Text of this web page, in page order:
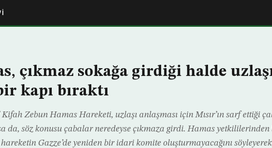
çıkmaz sokağa girdiği halde
kapı bıraktı
Zebun Hamas Hareketi, uzlaşı anlaşması için Mısır’ın sarf ettiği
da, söz konusu çabalar neredeyse çıkmaza girdi. Hamas
Gazze’de yeniden bir idari komite oluşturmayacağını söyleyerek,